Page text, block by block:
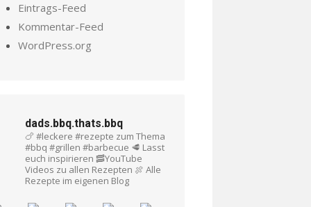
Eintrags-Feed
Kommentar-Feed
WordPress.org
dads.bbq.thats.bbq
🍗 #leckere #rezepte zum Thema
#bbq #grillen #barbecue 🥩 Lasst
euch inspirieren 🥓YouTube
Videos zu allen Rezepten 🍖 Alle
Rezepte im eigenen Blog